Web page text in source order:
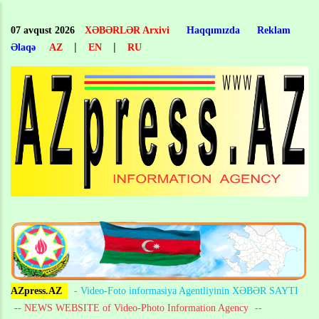
main
content
07 avqust 2026 XƏBƏRLƏR Arxivi Haqqımızda
Reklam
Əlaqə
AZ | EN | RU
AZpress.AZ
- Video-Foto informasiya Agentliyinin XƏBƏR SAYTI
-- NEWS WEBSITE of Video-Photo Information Agency --